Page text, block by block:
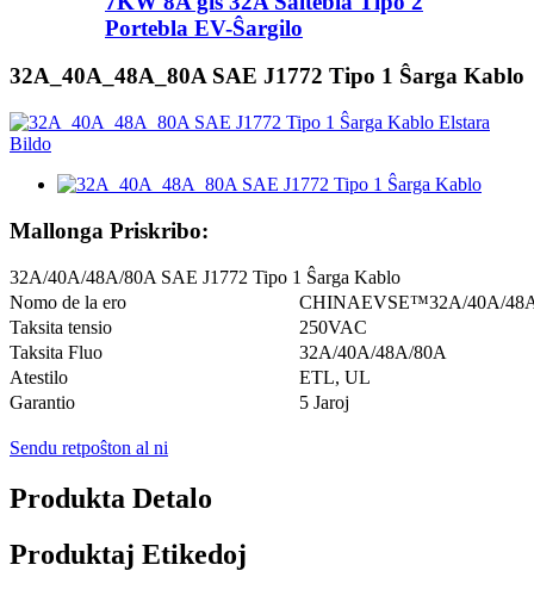
Portebla EV-Ŝargilo
32A_40A_48A_80A SAE J1772 Tipo 1 Ŝarga Kablo
Mallonga Priskribo:
32A/40A/48A/80A SAE J1772 Tipo 1 Ŝarga Kablo
Nomo de la ero
CHINAEVSE™️32A/40A/
Taksita tensio
250VAC
Taksita Fluo
32A/40A/48A/80A
Atestilo
ETL, UL
Garantio
5 Jaroj
Sendu retpoŝton al ni
Produkta Detalo
Produktaj Etikedoj